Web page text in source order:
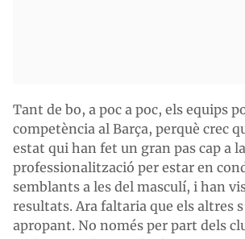
Tant de bo, a poc a poc, els equips
competència al Barça, perquè crec
estat qui han fet un gran pas cap a la
professionalització per estar en
semblants a les del masculí, i han
resultats. Ara faltaria que els altres
apropant. No només per part dels